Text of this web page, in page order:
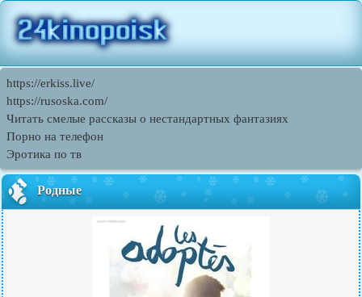
https://erkiss.live/
https://rusoska.com/
Читать смелые рассказы о нестандартных фантазиях
Порно на телефон
Эротика по тв
Родные